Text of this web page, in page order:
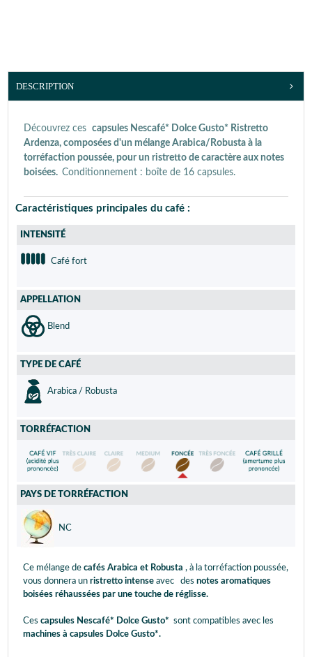
DESCRIPTION
Découvrez ces capsules Nescafé* Dolce Gusto* Ristretto
Ardenza, composées d'un mélange Arabica/Robusta à la
torréfaction poussée, pour un ristretto de caractère aux notes
boisées. Conditionnement : boîte de 16 capsules.
Caractéristiques principales du café :
INTENSITÉ
Café fort
APPELLATION
Blend
TYPE DE CAFÉ
Arabica / Robusta
TORRÉFACTION
PAYS DE TORRÉFACTION
NC
Ce mélange de cafés Arabica et Robusta , à la torréfaction poussée,
vous donnera un ristretto intense avec des notes aromatiques
boisées réhaussées par une touche de réglisse.
Ces capsules Nescafé* Dolce Gusto* sont compatibles avec les
machines à capsules Dolce Gusto*.